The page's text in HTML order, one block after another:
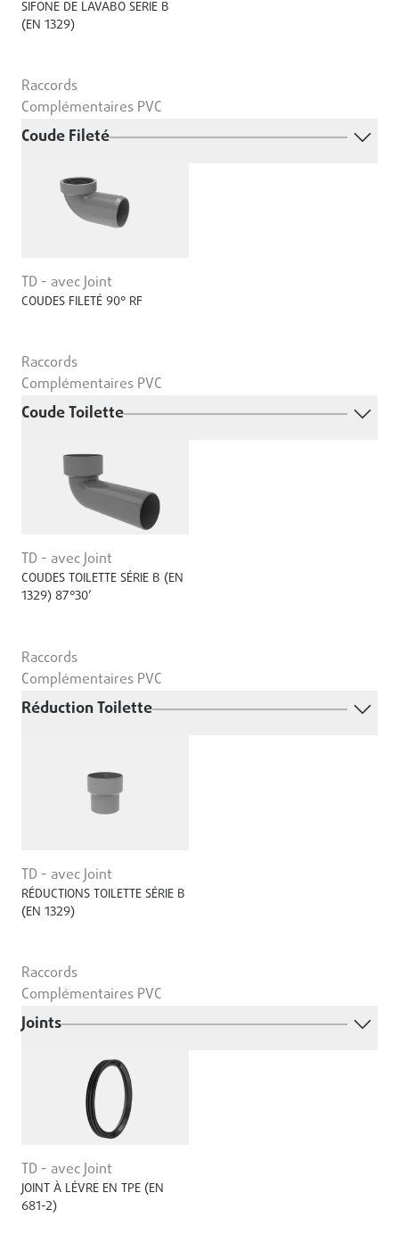
SIFONE DE LAVABO SERIE B
(EN 1329)
Raccords
Complémentaires PVC
Coude Fileté
TD - avec Joint
COUDES FILETÉ 90° RF
Raccords
Complémentaires PVC
Coude Toilette
TD - avec Joint
COUDES TOILETTE SÉRIE B (EN
1329) 87°30’
Raccords
Complémentaires PVC
Réduction Toilette
TD - avec Joint
RÉDUCTIONS TOILETTE SÉRIE B
(EN 1329)
Raccords
Complémentaires PVC
Joints
TD - avec Joint
JOINT À LÉVRE EN TPE (EN
681-2)